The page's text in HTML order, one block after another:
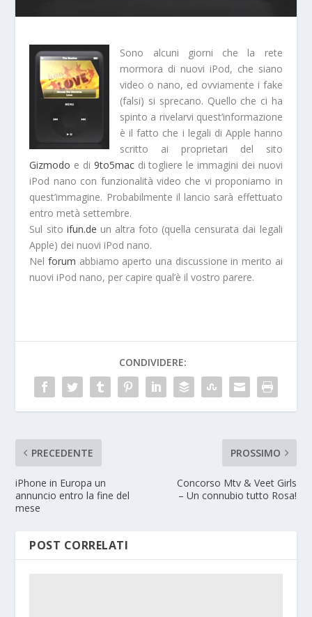
Sono alcuni giorni che la rete
mormora di nuovi iPod, che siano
video o nano, ed ovviamente i fake
(falsi) si sprecano. Quello che ci ha
spinto a rivelarvi quest’informazione
è il fatto che i legali di Apple hanno
scritto ai proprietari del sito
Gizmodo e di 9to5macdi togliere le immagini dei nuovi
iPod nano con funzionalità video che vi proponiamo in
quest’immagine. Probabilmente il lancio sarà effettuato
entro metà settembre.
Sul sito ifun.de un altra foto (quella censurata dai legali
Apple) dei nuovi iPod nano.
Nelforum abbiamo aperto una discussione in merito ai
nuovi iPod nano, per capire qual’è il vostro parere.
CONDIVIDERE:
PRECEDENTE
iPhone in Europa un
annuncio entro la fine del
mese
PROSSIMO
Concorso Mtv & Veet Girls
– Un connubio tutto Rosa!
POST CORRELATI